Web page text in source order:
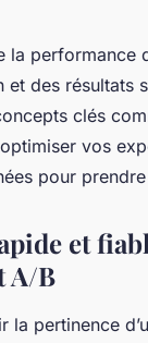
la performance
et des
clés
vos
pour
et
A/B
la pertinence